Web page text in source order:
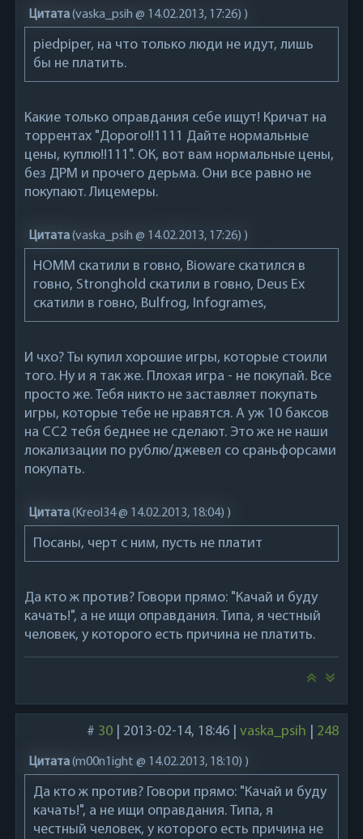
Цитата(vaska_psih @ 14.02.2013, 17:26) )
piedpiper, на что только люди не идут, лишь
бы не платить.
Какие только оправдания себе ищут! Кричат на
торрентах "Дорого!!1111 Дайте нормальные
цены, куплю!!111". ОК, вот вам нормальные цены,
без ДРМ и прочего дерьма. Они все равно не
покупают. Лицемеры.
Цитата(vaska_psih @ 14.02.2013, 17:26) )
HOMM скатили в говно, Bioware скатился в
говно, Stronghold скатили в говно, Deus Ex
скатили в говно, Bulfrog, Infogrames,
И чхо? Ты купил хорошие игры, которые стоили
того. Ну и я так же. Плохая игра - не покупай. Все
просто же. Тебя никто не заставляет покупать
игры, которые тебе не нравятся. А уж 10 баксов
на СС2 тебя беднее не сделают. Это же не наши
локализации по рублю/джевел со сраньфорсами
покупать.
Цитата(Kreol34 @ 14.02.2013, 18:04) )
Посаны, черт с ним, пусть не платит
Да кто ж против? Говори прямо: "Качай и буду
качать!", а не ищи оправдания. Типа, я честный
человек, у которого есть причина не платить.
# 30| 2013-02-14, 18:46 vaska_psih 248
Цитата(m00n1ight @ 14.02.2013, 18:10) )
Да кто ж против? Говори прямо: "Качай и буду
качать!", а не ищи оправдания. Типа, я
честный человек, у которого есть причина не